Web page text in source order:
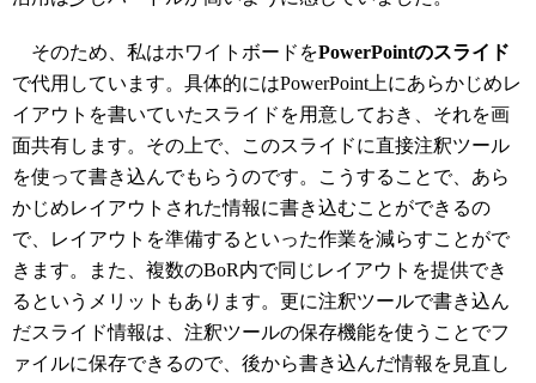
そのため、私はホワイトボードをPowerPointのスライド
で代用しています。具体的にはPowerPoint上にあらかじめレ
イアウトを書いていたスライドを用意しておき、それを画
面共有します。その上で、このスライドに直接注釈ツール
を使って書き込んでもらうのです。こうすることで、あら
かじめレイアウトされた情報に書き込むことができるの
で、レイアウトを準備するといった作業を減らすことがで
きます。また、複数のBoR内で同じレイアウトを提供でき
るというメリットもあります。更に注釈ツールで書き込ん
だスライド情報は、注釈ツールの保存機能を使うことでフ
ァイルに保存できるので、後から書き込んだ情報を見直し